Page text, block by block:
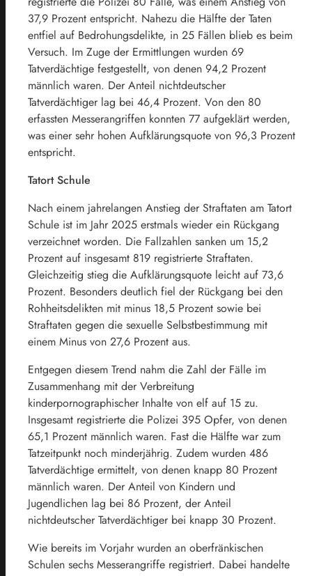
37,9 Prozent entspricht. Nahezu die Hälfte der Taten
entfiel auf Bedrohungsdelikte, in 25 Fällen blieb es beim
Versuch. Im Zuge der Ermittlungen wurden 69
Tatverdächtige festgestellt, von denen 94,2 Prozent
männlich waren. Der Anteil nichtdeutscher
Tatverdächtiger lag bei 46,4 Prozent. Von den 80
erfassten Messerangriffen konnten 77 aufgeklärt werden,
was einer sehr hohen Aufklärungsquote von 96,3 Prozent
entspricht.
Tatort Schule
Nach einem jahrelangen Anstieg der Straftaten am Tatort
Schule ist im Jahr 2025 erstmals wieder ein Rückgang
verzeichnet worden. Die Fallzahlen sanken um 15,2
Prozent auf insgesamt 819 registrierte Straftaten.
Gleichzeitig stieg die Aufklärungsquote leicht auf 73,6
Prozent. Besonders deutlich fiel der Rückgang bei den
Rohheitsdelikten mit minus 18,5 Prozent sowie bei
Straftaten gegen die sexuelle Selbstbestimmung mit
einem Minus von 27,6 Prozent aus.
Entgegen diesem Trend nahm die Zahl der Fälle im
Zusammenhang mit der Verbreitung
kinderpornographischer Inhalte von elf auf 15 zu.
Insgesamt registrierte die Polizei 395 Opfer, von denen
65,1 Prozent männlich waren. Fast die Hälfte war zum
Tatzeitpunkt noch minderjährig. Zudem wurden 486
Tatverdächtige ermittelt, von denen knapp 80 Prozent
männlich waren. Der Anteil von Kindern und
Jugendlichen lag bei 86 Prozent, der Anteil
nichtdeutscher Tatverdächtiger bei knapp 30 Prozent.
Wie bereits im Vorjahr wurden an oberfränkischen
Schulen sechs Messerangriffe registriert. Dabei handelte